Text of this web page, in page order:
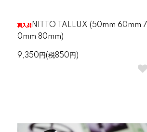
NITTO TALLUX (50mm 60mm 7
0mm 80mm)
9,350円(税850円)